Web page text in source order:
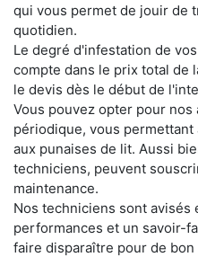
qui vous permet de jouir de
quotidien.
Le degré d'infestation de
compte dans le prix total de
le devis dès le début de
Vous pouvez opter pour
périodique, vous
aux punaises de lit. Aussi
techniciens, peuvent
maintenance.
Nos techniciens sont avisés
performances et un savoir-
faire disparaître pour de